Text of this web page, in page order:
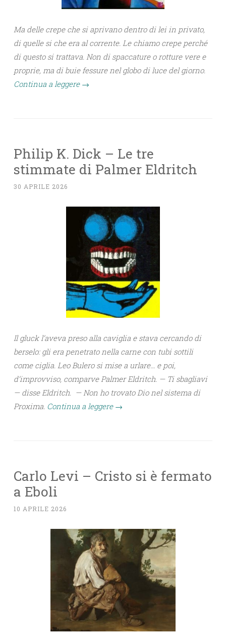
Ma delle crepe che si aprivano dentro di lei in privato,
di quelle si che era al corrente. Le chiamo crepe perché
di questo si trattava. Non di spaccature o rotture vere e
proprie, ma di buie fessure nel globo di luce del giorno.
Continua a leggere →
Philip K. Dick – Le tre
stimmate di Palmer Eldritch
30 APRILE 2026
Il gluck l’aveva preso alla caviglia e stava cercando di
berselo: gli era penetrato nella carne con tubi sottili
come ciglia. Leo Bulero si mise a urlare… e poi,
d’improvviso, comparve Palmer Eldritch. — Ti sbagliavi
— disse Eldritch. — Non ho trovato Dio nel sistema di
Proxima. Continua a leggere →
Carlo Levi – Cristo si è fermato
a Eboli
10 APRILE 2026